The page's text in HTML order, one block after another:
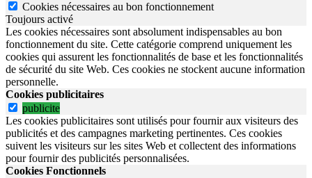
Cookies nécessaires au bon fonctionnement
Toujours activé
Les cookies nécessaires sont absolument indispensables au bon
fonctionnement du site. Cette catégorie comprend uniquement les
cookies qui assurent les fonctionnalités de base et les fonctionnalités
de sécurité du site Web. Ces cookies ne stockent aucune information
personnelle.
Cookies publicitaires
publicite
Les cookies publicitaires sont utilisés pour fournir aux visiteurs des
publicités et des campagnes marketing pertinentes. Ces cookies
suivent les visiteurs sur les sites Web et collectent des informations
pour fournir des publicités personnalisées.
Cookies Fonctionnels